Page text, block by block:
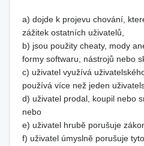
a) dojde k projevu chování,
zážitek ostatních uživatelů,
b) jsou použity cheaty, mody
formy softwaru, nástrojů nebo
c) uživatel využívá
používá více než jeden
d) uživatel prodal, koupil nebo
nebo
e) uživatel hrubě porušuje
f) uživatel úmyslně porušuje